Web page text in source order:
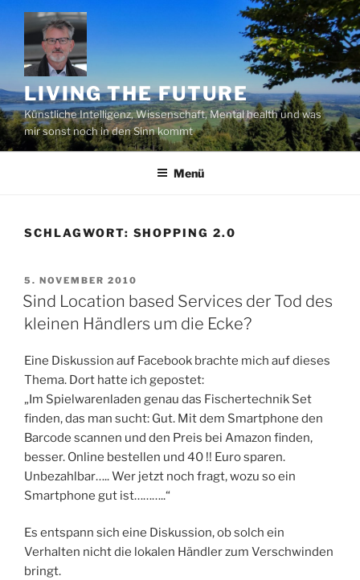
Zum
Inhalt
springen
LIVING THE FUTURE
Künstliche Intelligenz, Wissenschaft, Mental health und was
mir sonst noch in den Sinn kommt
Menü
SCHLAGWORT: SHOPPING 2.0
VERÖFFENTLICHT
AM
5. NOVEMBER 2010
Sind Location based Services der Tod des
kleinen Händlers um die Ecke?
Eine Diskussion auf Facebook brachte mich auf dieses
Thema. Dort hatte ich gepostet:
„Im Spielwarenladen genau das Fischertechnik Set
finden, das man sucht: Gut. Mit dem Smartphone den
Barcode scannen und den Preis bei Amazon finden,
besser. Online bestellen und 40 !! Euro sparen.
Unbezahlbar….. Wer jetzt noch fragt, wozu so ein
Smartphone gut ist………..“
Es entspann sich eine Diskussion, ob solch ein
Verhalten nicht die lokalen Händler zum Verschwinden
bringt.